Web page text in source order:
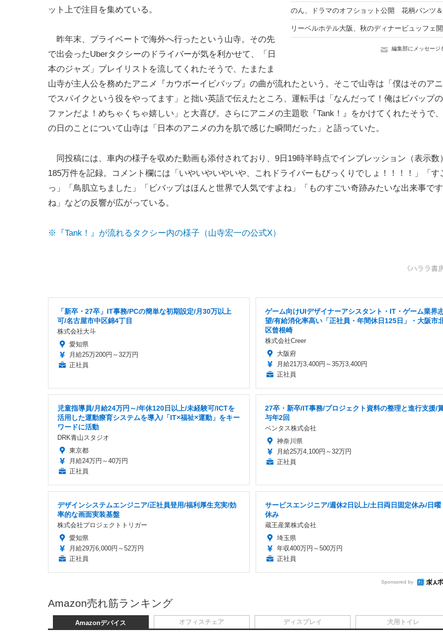
編集部にメッセージ
ット上で注目を集めている。
昨年末、プライベートで海外へ行ったという山寺。その先
で出会ったUberタクシーのドライバーが気を利かせて、「日
本のジャズ」プレイリストを流してくれたそうで、たまたま
山寺が主人公を務めたアニメ『カウボーイビバップ』の曲が流れたという。そこで山寺は「僕はそのア
でスパイクという役をやってます」と拙い英語で伝えたところ、運転手は「なんだって！俺はビバップ
ファンだよ！めちゃくちゃ嬉しい」と大喜び。さらにアニメの主題歌『Tank！』をかけてくれたそうで
の日のことについて山寺は「日本のアニメの力を肌で感じた瞬間だった」と語っていた。
同投稿には、車内の様子を収めた動画も添付されており、9日19時半時点でインプレッション（表示数
185万件を記録。コメント欄には「いやいやいやいや、これドライバーもびっくりでしょ！！！！」「す
っ」「鳥肌立ちました」「ビバップはほんと世界で人気ですよね」「ものすごい奇跡みたいな出来事です
ね」などの反響が広がっている。
※『Tank！』が流れるタクシー内の様子（山寺宏一の公式X）
《ハララ書
「新卒・27卒」IT事務/PCの簡単な初期設定/月30万以上
可/名古屋市中区錦4丁目
株式会社大斗
愛知県
月給25万200円～32万円
正社員
ゲーム向けUIデザイナーアシスタント・IT・ゲーム業界
望/有給消化率高い「正社員・年間休日125日」・大阪市
区曾根崎
株式会社Creer
大阪府
月給21万3,400円～35万3,400円
正社員
児童指導員/月給24万円～/年休120日以上/未経験可/ICTを
活用した運動療育システムを導入/「IT×福祉×運動」をキー
ワードに活動
DRK青山スタジオ
東京都
月給24万円～40万円
正社員
27卒・新卒/IT事務/プロジェクト資料の整理と進行支援/
与年2回
ベンタス株式会社
神奈川県
月給25万4,100円～32万円
正社員
デザインシステムエンジニア/正社員登用/福利厚生充実/効
率的な画面実装基盤
株式会社プロジェクトトリガー
愛知県
月給29万6,000円～52万円
正社員
サービスエンジニア/週休2日以上/土日両日固定休み/日曜
休み
蔵王産業株式会社
埼玉県
年収400万円～500万円
正社員
Sponsored by
Amazon売れ筋ランキング
Amazonデバイス オフィスチェア ディスプレイ 犬用トイレ